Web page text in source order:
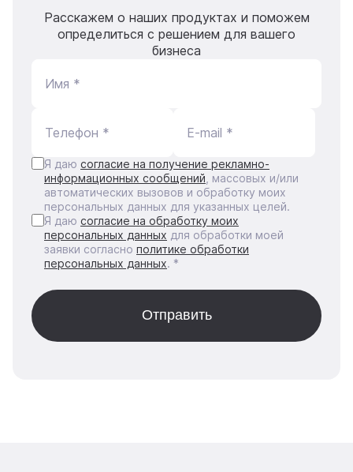
Расскажем о наших продуктах и поможем
определиться с решением для вашего
бизнеса
Имя *
Телефон * E-mail *
Я даю согласие на получение рекламно-
информационных сообщений , массовых и/или
автоматических вызовов и обработку моих
персональных данных для указанных целей.
Я даю согласие на обработку моих
персональных данных для обработки моей
заявки согласно политике обработки
персональных данных. *